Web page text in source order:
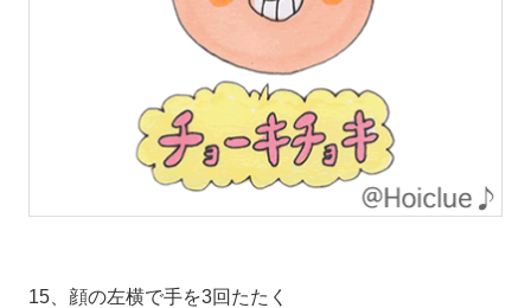
15、顔の左横で手を3回たたく